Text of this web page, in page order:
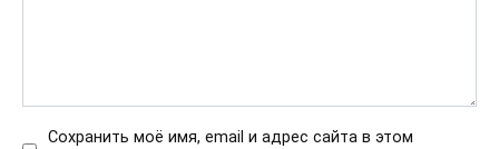
Сохранить моё имя, email и адрес сайта в этом